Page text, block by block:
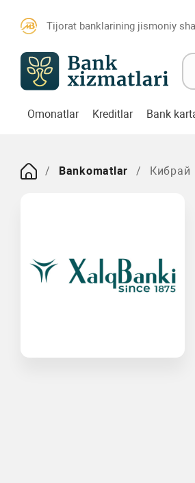
Tijorat banklarining jismoniy
Omonatlar Kreditlar Bank
Bankomatlar Кибрай